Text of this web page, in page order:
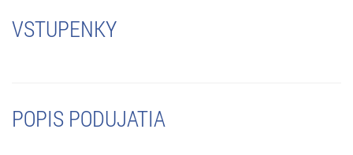
VSTUPENKY
POPIS PODUJATIA